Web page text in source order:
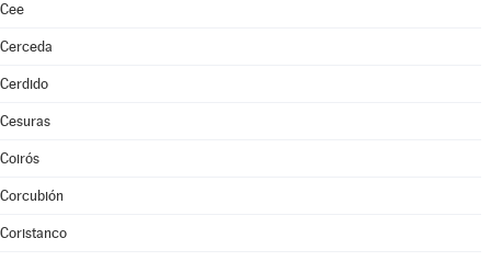
Cee
Cerceda
Cerdido
Cesuras
Coirós
Corcubión
Coristanco